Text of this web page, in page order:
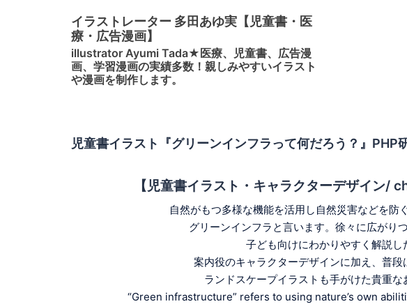
イラストレーター 多田あゆ実【児童書・医
療・広告漫画】
illustrator Ayumi Tada★医療、児童書、広告漫
画、学習漫画の実績多数！親しみやすいイラスト
や漫画を制作します。
児童書イラスト『グリーンインフラって何だろう？』PHP
【児童書イラスト・キャラクターデザイン/
自然がもつ多様な機能を活用し自然災害などを防
グリーンインフラと言います。徐々に広がり
子ども向けにわかりやすく解説し
案内役のキャラクターデザインに加え、普
ランドスケープイラストも手がけた貴重な
“Green infrastructure” refers to using nature’s own